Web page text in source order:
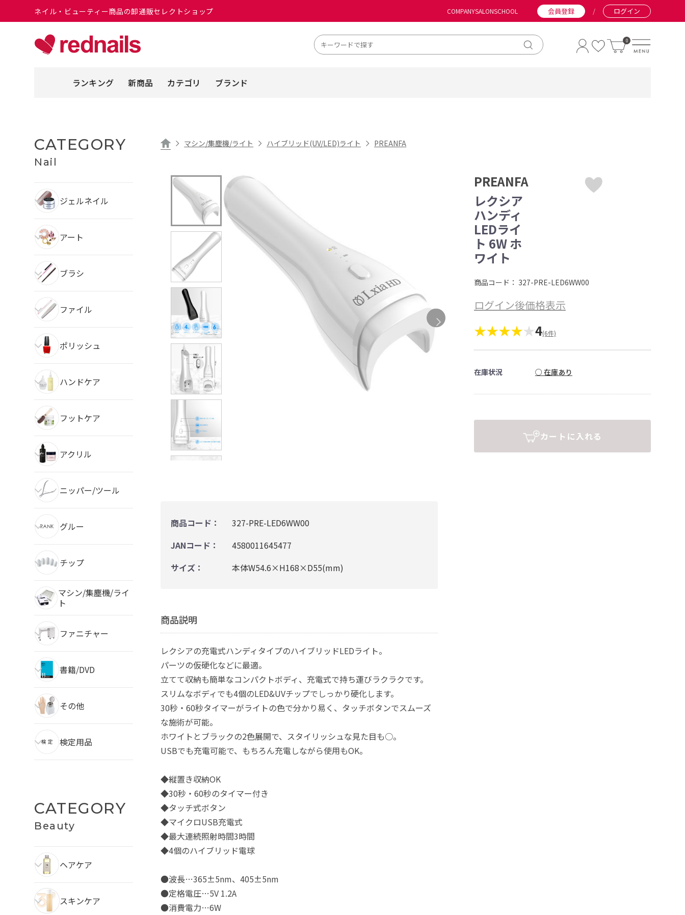
ネイル・ビューティー商品の卸通販セレクトショップ COMPANYSALONSCHOOL 会員登録 / ログイン
0
ランキング 新商品 カテゴリ ブランド
CATEGORY
Nail
ジェルネイル
アート
ブラシ
ファイル
ポリッシュ
ハンドケア
フットケア
アクリル
ニッパー/ツール
グルー
チップ
マシン/集塵機/ライ
ト
ファニチャー
書籍/DVD
その他
検定用品
CATEGORY
Beauty
ヘアケア
スキンケア
マシン/集塵機/ライト ハイブリッド(UV/LED)ライト PREANFA
商品コード：
327-PRE-LED6WW00
JANコード：
4580011645477
サイズ：
本体W54.6×H168×D55(mm)
商品説明
レクシアの充電式ハンディタイプのハイブリッドLEDライト。
パーツの仮硬化などに最適。
立てて収納も簡単なコンパクトボディ、充電式で持ち運びラクラクです。
スリムなボディでも4個のLED&UVチップでしっかり硬化します。
30秒・60秒タイマーがライトの色で分かり易く、タッチボタンでスムーズ
な施術が可能。
ホワイトとブラックの2色展開で、スタイリッシュな見た目も○。
USBでも充電可能で、もちろん充電しながら使用もOK。
◆縦置き収納OK
◆30秒・60秒のタイマー付き
◆タッチ式ボタン
◆マイクロUSB充電式
◆最大連続照射時間3時間
◆4個のハイブリッド電球
●波長…365±5nm、405±5nm
●定格電圧…5V 1.2A
●消費電力…6W
PREANFA
レクシア
ハンディ
LEDライ
ト 6W ホ
ワイト
商品コード： 327-PRE-LED6WW00
ログイン後価格表示
★★★★★4(6件)
在庫状況 ○ 在庫あり
カートに入れる